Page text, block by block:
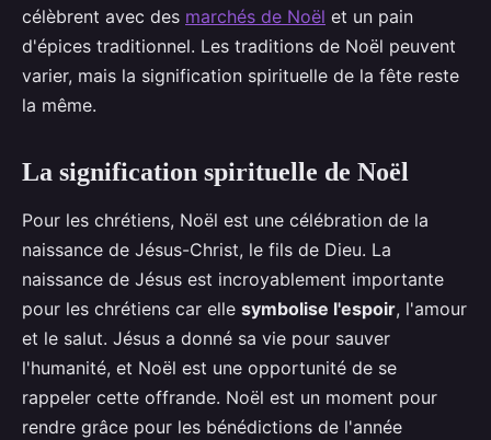
célèbrent avec des marchés de Noël et un pain
d'épices traditionnel. Les traditions de Noël peuvent
varier, mais la signification spirituelle de la fête reste
la même.
La signification spirituelle de Noël
Pour les chrétiens, Noël est une célébration de la
naissance de Jésus-Christ, le fils de Dieu. La
naissance de Jésus est incroyablement importante
pour les chrétiens car elle symbolise l'espoir, l'amour
et le salut. Jésus a donné sa vie pour sauver
l'humanité, et Noël est une opportunité de se
rappeler cette offrande. Noël est un moment pour
rendre grâce pour les bénédictions de l'année